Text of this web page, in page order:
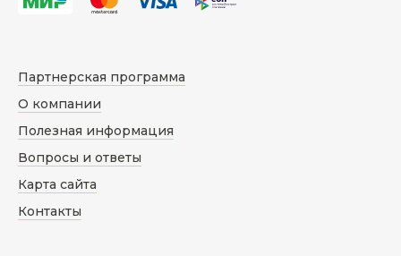
Партнерская программа
О компании
Полезная информация
Вопросы и ответы
Карта сайта
Контакты